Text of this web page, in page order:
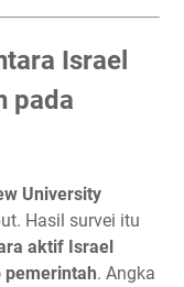
Israel
pada
University
Hasil survei itu
aktif Israel
pemerintah. Angka